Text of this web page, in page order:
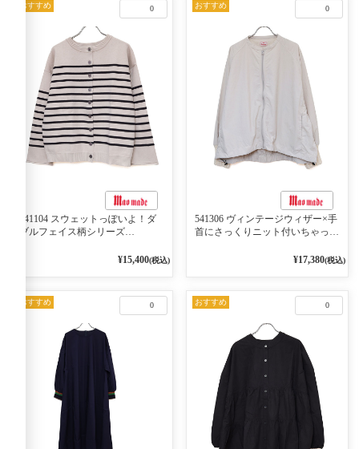
0
おすすめ
541104 スウェットっぽいよ！ダ
ブルフェイス柄シリーズ
2WAY プルオーバー 101オフベー
¥15,400(税込)
0
おすすめ
541306 ヴィンテージウィザー×手
首にさっくりニット付いちゃった
¥17,380(税込)
0
おすすめ 0
おすすめ